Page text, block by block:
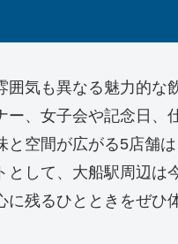
囲気も異なる魅力的な
ー、女子会や記念日
と空間が広がる5店舗
として、大船駅周辺は
残るひとときをぜひ